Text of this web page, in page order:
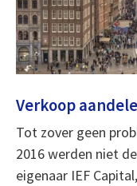
Verkoop
Tot zover geen
2016 werden niet
eigenaar IEF